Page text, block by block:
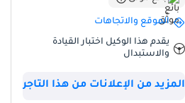
الموقع والاتجاهات
يقدم هذا الوكيل اختبار القيادة
والاستبدال
المزيد من الإعلانات من هذا التاجر